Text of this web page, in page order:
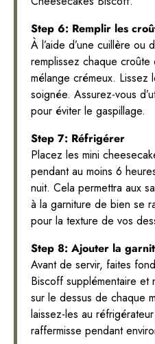
Step 6: Remplir les
À l’aide d’une cuillère ou
remplissez chaque
mélange crémeux. Lissez
soignée. Assurez-vous
pour éviter le gaspillage.
Step 7: Réfrigérer
Placez les mini
pendant au moins 6
nuit. Cela permettra aux
à la garniture de bien se
pour la texture de vos
Step 8: Ajouter la
Avant de servir, faites
Biscoff supplémentaire et
sur le dessus de chaque
laissez-les au
raffermisse pendant